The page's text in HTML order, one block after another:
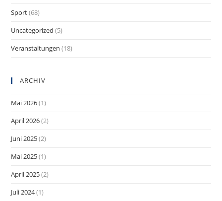
Sport(68)
Uncategorized (5)
Veranstaltungen (18)
ARCHIV
Mai 2026(1)
April 2026(2)
Juni 2025(2)
Mai 2025(1)
April 2025(2)
Juli 2024(1)